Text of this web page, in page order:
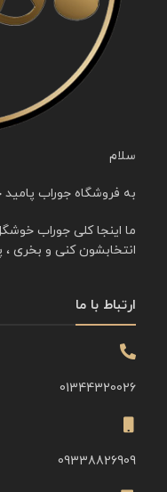
سلام
به فروشگاه جوراب
ما اینجا کلی جوراب
انتخابشون کنی و بخری
ارتباط با ما
01344320026
09338826909